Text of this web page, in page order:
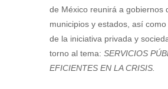
de México reunirá a gobiernos
municipios y estados, así
de la iniciativa privada y
torno al tema: SERVICIOS
EFICIENTES EN LA CRISIS.